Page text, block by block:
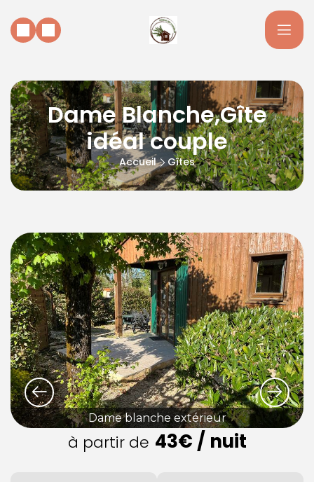
Dame Blanche,Gîte
idéal couple
Accueil Gîtes
Dame blanche extérieur
à partir de 43€ / nuit